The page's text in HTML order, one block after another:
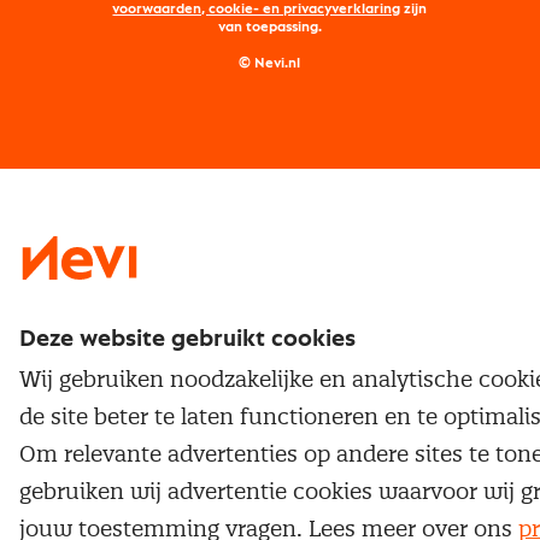
Nevi PMI®
Maatwerk
Nevi 2
voorwaarden, cookie- en privacyverklaring zijn
van toepassing.
© Nevi.nl
Deze website gebruikt cookies
Wij gebruiken noodzakelijke en analytische
de site beter te laten functioneren en te
Om relevante advertenties op andere sites te
gebruiken wij advertentie cookies waarvoor wij
jouw toestemming vragen. Lees meer over ons